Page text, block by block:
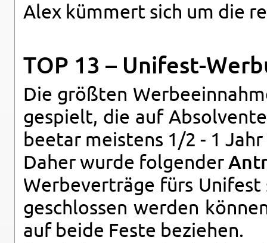
Alex küm­mert sich um die
TOP 13 – Uni­fest-
Die größ­ten
ge­spielt, die auf
be­e­tar meis­tens 1/2 - 1
Daher wurde fol­gen­der
Wer­be­ver­trä­ge fürs
ge­schlos­sen wer­den
auf beide Feste be­zie­hen.